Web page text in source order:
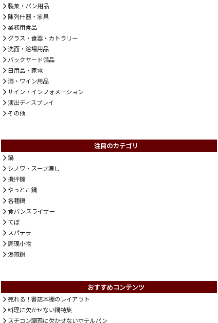
製菓・パン用品
陳列什器・家具
業務用食品
グラス・食器・カトラリー
洗面・浴場用品
バックヤード備品
日用品・家電
酒・ワイン用品
サイン・インフォメーション
演出ディスプレイ
その他
注目のカテゴリ
鍋
シノワ・スープ漉し
攪拌機
やっとこ鍋
各種鍋
食パンスライサー
てぼ
スパテラ
調理小物
湯煎鍋
おすすめコンテンツ
売れる！書店本棚のレイアウト
料理に欠かせない鍋特集
スチコン調理に欠かせないホテルパン